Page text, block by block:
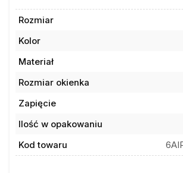
Rozmiar
Kolor
Materiał
Rozmiar okienka
Zapięcie
Ilość w opakowaniu
Kod towaru